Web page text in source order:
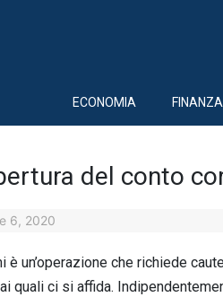
ECONOMIA FINANZA
del conto
6, 2020
è un’operazione che richiede
quali ci si affida.